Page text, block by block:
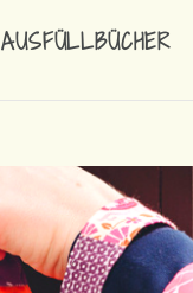
AUSFÜLLBÜCHER